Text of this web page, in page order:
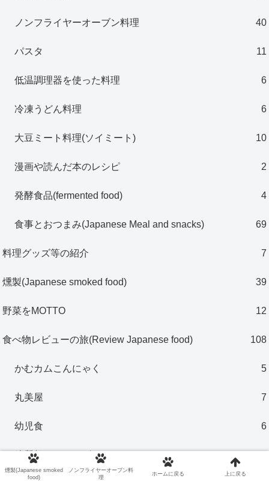
ノンフライヤーオーブン料理 40
パスタ 11
低温調理器を使った料理 6
冷凍うどん料理 6
大豆ミート料理(ソイミート) 10
漫画や読んだ本のレシピ 2
発酵食品(fermented food) 4
食事とおつまみ(Japanese Meal and snacks) 69
料理グッズ等の紹介 7
燻製(Japanese smoked food) 39
野菜をMOTTO 12
食べ物レビューの旅(Review Japanese food) 108
かむカムこんにゃく 5
丸美屋 7
幼児食 6
糖質想いシリーズ
燻製(Japanese smoked
food)
ノンフライヤーオーブン料
理
ホームに戻る 上に戻る